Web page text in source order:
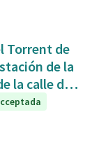
Torrent de
de la
la calle de